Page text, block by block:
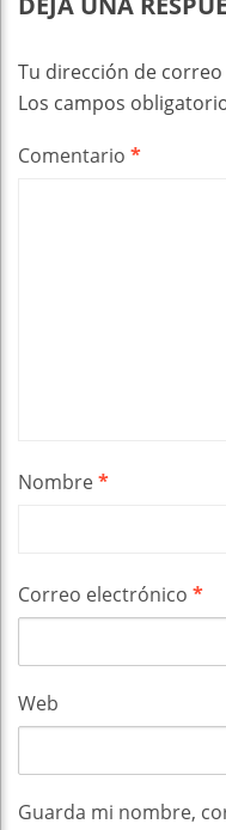
Tu dirección de
Los campos
Comentario *
Nombre*
Correo electrónico *
Web
Guarda mi nombre,